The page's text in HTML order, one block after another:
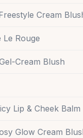
Cream
Le Rouge
Cream Blush
Lip & Cheek Balm
Glow Cream